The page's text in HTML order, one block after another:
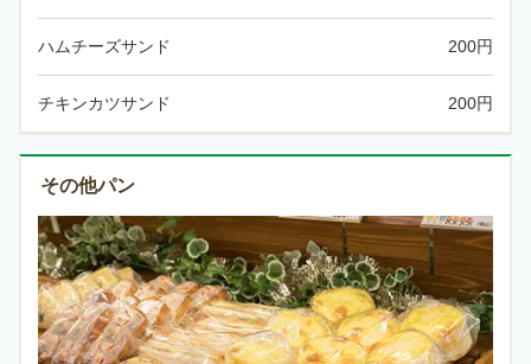
ハムチーズサンド 200円
チキンカツサンド 200円
その他パン